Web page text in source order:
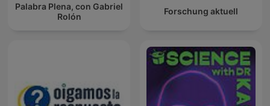
Palabra Plena, con Gabriel
Rolón
Forschung aktuell